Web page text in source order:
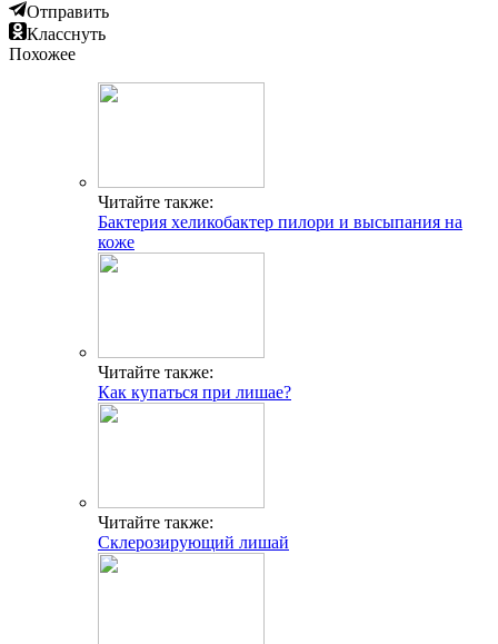
Отправить
Класснуть
Похожее
Читайте также:
Бактерия хеликобактер пилори и высыпания на
коже
Читайте также:
Как купаться при лишае?
Читайте также:
Склерозирующий лишай